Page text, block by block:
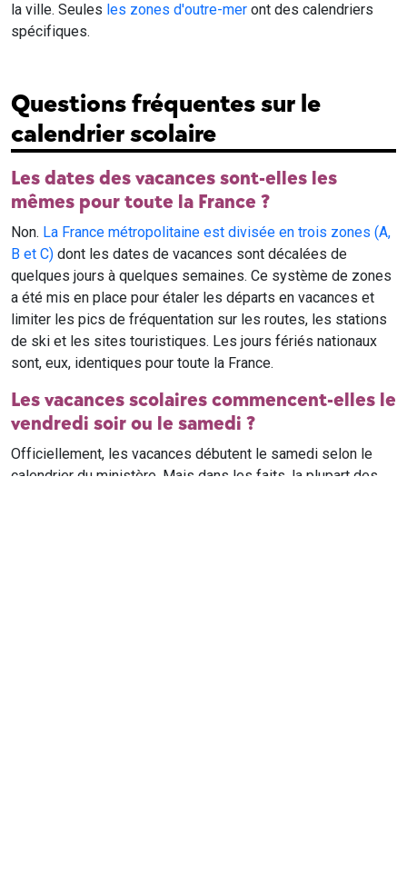
la ville. Seules les zones d'outre-mer ont des calendriers
spécifiques.
Questions fréquentes sur le
calendrier scolaire
Les dates des vacances sont-elles les
mêmes pour toute la France ?
Non. La France métropolitaine est divisée en trois zones (A,
B et C) dont les dates de vacances sont décalées de
quelques jours à quelques semaines. Ce système de zones
a été mis en place pour étaler les départs en vacances et
limiter les pics de fréquentation sur les routes, les stations
de ski et les sites touristiques. Les jours fériés nationaux
sont, eux, identiques pour toute la France.
Les vacances scolaires commencent-elles le
vendredi soir ou le samedi ?
Officiellement, les vacances débutent le samedi selon le
calendrier du ministère. Mais dans les faits, la plupart des